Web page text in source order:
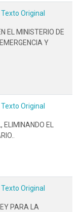
Texto Original
EL MINISTERIO DE
Y
Texto Original
EL
Texto Original
PARA LA